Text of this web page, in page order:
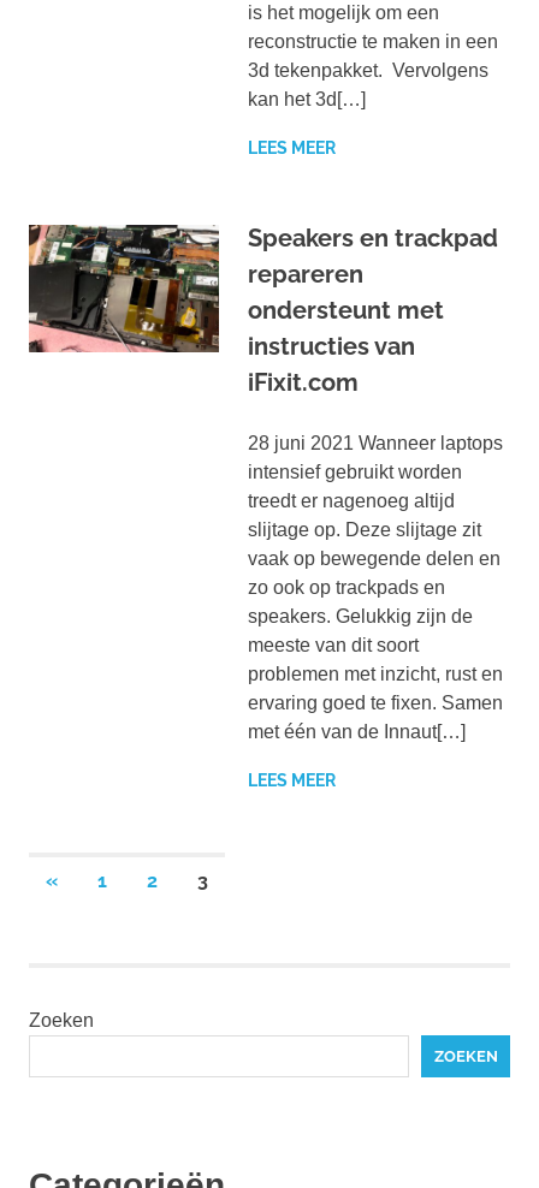
is het mogelijk om een
reconstructie te maken in een
3d tekenpakket. Vervolgens
kan het 3d[…]
LEES MEER
Speakers en trackpad
repareren
ondersteunt met
instructies van
iFixit.com
28 juni 2021 Wanneer laptops
intensief gebruikt worden
treedt er nagenoeg altijd
slijtage op. Deze slijtage zit
vaak op bewegende delen en
zo ook op trackpads en
speakers. Gelukkig zijn de
meeste van dit soort
problemen met inzicht, rust en
ervaring goed te fixen. Samen
met één van de Innaut[…]
LEES MEER
Berichten
«VORIGE
1 2 3
Zoeken
ZOEKEN